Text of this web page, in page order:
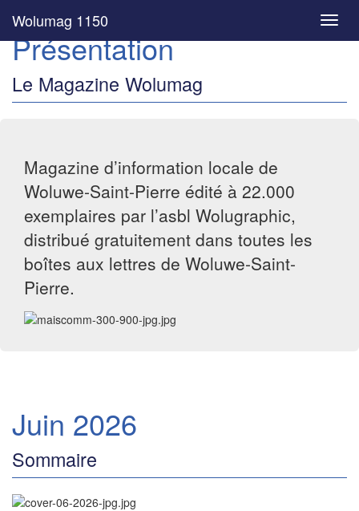
Wolumag 1150
Présentation
Le Magazine Wolumag
Magazine d’information locale de
Woluwe-Saint-Pierre édité à 22.000
exemplaires par l’asbl Wolugraphic,
distribué gratuitement dans toutes les
boîtes aux lettres de Woluwe-Saint-
Pierre.
Juin 2026
Sommaire